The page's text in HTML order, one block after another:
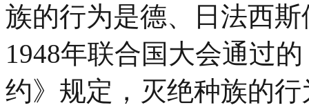
族的行为是德、日法西
1948年联合国大会通过
约》规定，灭绝种族的